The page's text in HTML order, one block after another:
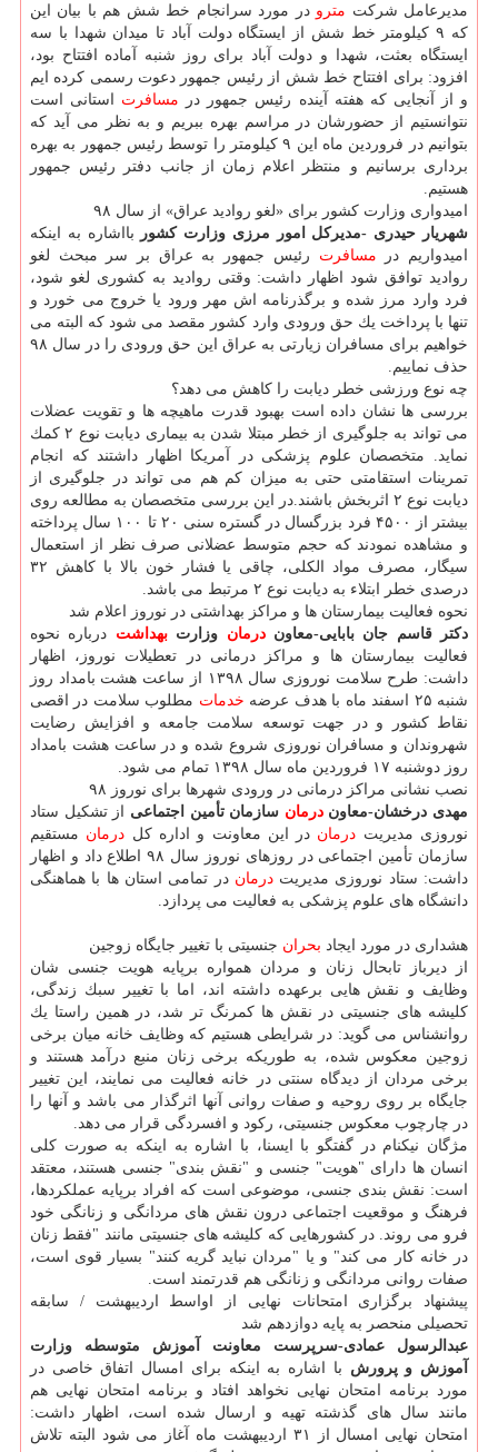
مدیرعامل شركت مترو در مورد سرانجام خط شش هم با بیان این
كه ۹ كیلومتر خط شش از ایستگاه دولت آباد تا میدان شهدا با سه
ایستگاه بعثت، شهدا و دولت آباد برای روز شنبه آماده افتتاح بود،
افزود: برای افتتاح خط شش از رئیس جمهور دعوت رسمی كرده ایم
و از آنجایی كه هفته آینده رئیس جمهور در مسافرت استانی است
نتوانستیم از حضورشان در مراسم بهره ببریم و به نظر می آید كه
بتوانیم در فروردین ماه این ۹ كیلومتر را توسط رئیس جمهور به بهره
برداری برسانیم و منتظر اعلام زمان از جانب دفتر رئیس جمهور
هستیم.
امیدواری وزارت كشور برای «لغو روادید عراق» از سال ۹۸
شهریار حیدری -مدیركل امور مرزی وزارت كشور
بااشاره به اینكه
امیدواریم در مسافرت رئیس جمهور به عراق بر سر مبحث لغو
روادید توافق شود اظهار داشت: وقتی روادید به كشوری لغو شود،
فرد وارد مرز شده و برگذرنامه اش مهر ورود یا خروج می خورد و
تنها با پرداخت یك حق ورودی وارد كشور مقصد می شود كه البته می
خواهیم برای مسافران زیارتی به عراق این حق ورودی را در سال ۹۸
حذف نماییم.
چه نوع ورزشی خطر دیابت را كاهش می دهد؟
بررسی ها نشان داده است بهبود قدرت ماهیچه ها و تقویت عضلات
می تواند به جلوگیری از خطر مبتلا شدن به بیماری دیابت نوع ۲ كمك
نماید. متخصصان علوم پزشكی در آمریكا اظهار داشتند كه انجام
تمرینات استقامتی حتی به میزان كم هم می تواند در جلوگیری از
دیابت نوع ۲ اثربخش باشند.در این بررسی متخصصان به مطالعه روی
بیشتر از ۴۵۰۰ فرد بزرگسال در گستره سنی ۲۰ تا ۱۰۰ سال پرداخته
و مشاهده نمودند كه حجم متوسط عضلانی صرف نظر از استعمال
سیگار، مصرف مواد الكلی، چاقی یا فشار خون بالا با كاهش ۳۲
درصدی خطر ابتلاء به دیابت نوع ۲ مرتبط می باشد.
نحوه فعالیت بیمارستان ها و مراكز بهداشتی در نوروز اعلام شد
دكتر قاسم جان بابایی-معاوندرمان وزارتبهداشت درباره نحوه
فعالیت بیمارستان ها و مراكز درمانی در تعطیلات نوروز، اظهار
داشت: طرح سلامت نوروزی سال ۱۳۹۸ از ساعت هشت بامداد روز
شنبه ۲۵ اسفند ماه با هدف عرضه
خدمات مطلوب سلامت در اقصی
نقاط كشور و در جهت توسعه سلامت جامعه و افزایش رضایت
شهروندان و مسافران نوروزی شروع شده و در ساعت هشت بامداد
روز دوشنبه ۱۷ فروردین ماه سال ۱۳۹۸ تمام می شود.
نصب نشانی مراكز درمانی در ورودی شهرها برای نوروز ۹۸
مهدی درخشان-معاوندرمان سازمان تأمین اجتماعی از تشكیل ستاد
نوروزی مدیریت درمان در این معاونت و اداره كل درمان مستقیم
سازمان تأمین اجتماعی در روزهای نوروز سال ۹۸ اطلاع داد و اظهار
داشت: ستاد نوروزی مدیریتدرمان در تمامی استان ها با هماهنگی
دانشگاه های علوم پزشكی به فعالیت می پردازد.
هشداری در مورد ایجاد بحران جنسیتی با تغییر جایگاه زوجین
از دیرباز تابحال زنان و مردان همواره برپایه هویت جنسی شان
وظایف و نقش هایی برعهده داشته اند، اما با تغییر سبك زندگی،
كلیشه های جنسیتی در نقش ها كمرنگ تر شد، در همین راستا یك
روانشناس می گوید: در شرایطی هستیم كه وظایف خانه میان برخی
زوجین معكوس شده، به طوریكه برخی زنان منبع درآمد هستند و
برخی مردان از دیدگاه سنتی در خانه فعالیت می نمایند، این تغییر
جایگاه بر روی روحیه و صفات روانی آنها اثرگذار می باشد و آنها را
در چارچوب معكوس جنسیتی، ركود و افسردگی قرار می دهد.
مژگان نیكنام در گفتگو با ایسنا، با اشاره به اینكه به صورت كلی
انسان ها دارای "هویت" جنسی و "نقش بندی" جنسی هستند، معتقد
است: نقش بندی جنسی، موضوعی است كه افراد برپایه عملكردها،
فرهنگ و موقعیت اجتماعی درون نقش های مردانگی و زنانگی خود
فرو می روند. در كشورهایی كه كلیشه های جنسیتی مانند "فقط زنان
در خانه كار می كند" و یا "مردان نباید گریه كنند" بسیار قوی است،
صفات روانی مردانگی و زنانگی هم قدرتمند است.
پیشنهاد برگزاری امتحانات نهایی از اواسط اردیبهشت / سابقه
تحصیلی منحصر به پایه دوازدهم شد
عبدالرسول عمادی-سرپرست معاونت آموزش متوسطه وزارت
آموزش و پرورش با اشاره به اینكه برای امسال اتفاق خاصی در
مورد برنامه امتحان نهایی نخواهد افتاد و برنامه امتحان نهایی هم
مانند سال های گذشته تهیه و ارسال شده است، اظهار داشت:
امتحان نهایی امسال از ۳۱ اردیبهشت ماه آغاز می شود البته تلاش